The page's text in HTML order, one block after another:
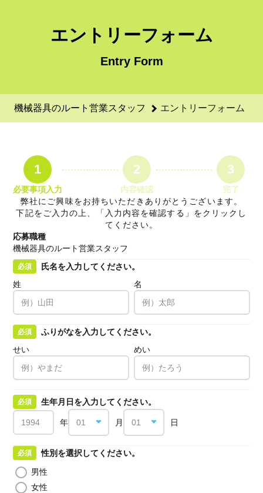
エントリーフォーム
Entry Form
機械器具のルート営業スタッフ エントリーフォーム
1
必要事項入力
2
内容確認
3
完了
弊社にご興味をお持ちいただきありがとうございます。
下記をご入力の上、「入力内容を確認する」をクリックし
てください。
応募職種
機械器具のルート営業スタッフ
必須
氏名を入力してください。
姓
名
必須
ふりがなを入力してください。
せい
めい
必須 生年月日を入力してください。
年 月 日
必須
性別を選択してください。
男性
女性